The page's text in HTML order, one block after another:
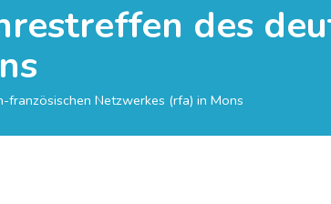
des
französischen Netzwerkes (rfa) in Mons